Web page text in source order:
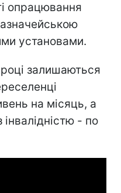
опрацювання
установами.
залишаються
на місяць, а
інвалідністю - по